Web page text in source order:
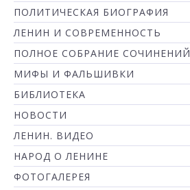
ПОЛИТИЧЕСКАЯ БИОГРАФИЯ
ЛЕНИН И СОВРЕМЕННОСТЬ
ПОЛНОЕ СОБРАНИЕ СОЧИНЕНИЙ
МИФЫ И ФАЛЬШИВКИ
БИБЛИОТЕКА
НОВОСТИ
ЛЕНИН. ВИДЕО
НАРОД О ЛЕНИНЕ
ФОТОГАЛЕРЕЯ